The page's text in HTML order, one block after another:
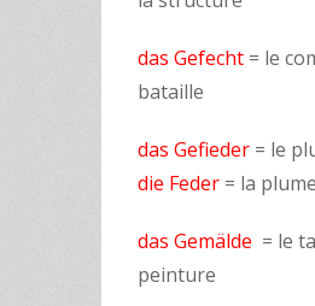
das Gefecht = le
bataille
das Gefieder = le
die Feder = la plume
das Gemälde = le
peinture